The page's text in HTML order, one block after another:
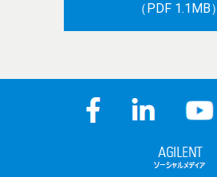
（PDF 1.1MB）